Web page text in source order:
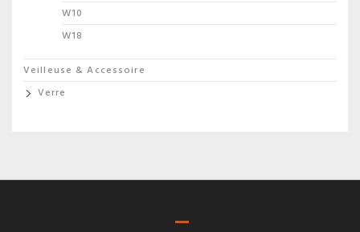
W10
W18
Veilleuse & Accessoire
Verre